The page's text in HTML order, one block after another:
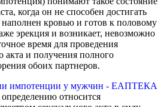
когда он не способен достигать
кровью и готов к половому
эрекция и возникает, невозможно
время для проведения
акта и получения полного
обоих партнеров.
относится